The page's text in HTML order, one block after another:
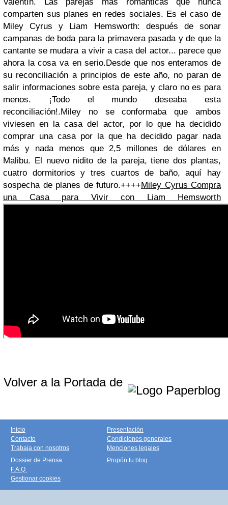
comparten sus planes en redes sociales. Es el caso de
Miley Cyrus y Liam Hemsworth: después de sonar
campanas de boda para la primavera pasada y de que la
cantante se mudara a vivir a casa del actor... parece que
ahora la cosa va en serio.Desde que nos enteramos de
su reconciliación a principios de este año, no paran de
salir informaciones sobre esta pareja, y claro no es para
menos. ¡Todo el mundo deseaba esta
reconciliación!.Miley no se conformaba que ambos
viviesen en la casa del actor, por lo que ha decidido
comprar una casa por la que ha decidido pagar nada
más y nada menos que 2,5 millones de dólares en
Malibu. El nuevo nidito de la pareja, tiene dos plantas,
cuatro dormitorios y tres cuartos de baño, aquí hay
sospecha de planes de futuro.++++Miley Cyrus Compra
una Casa para Vivir con Liam Hemsworth
Volver a la Portada de
Inicio
Contacto
Trabaja con nosotros
Presentación
Condiciones generales
Menciones legales
Dossier de Prensa
F.A.Q.
Gestionar cookies
Propón tu blog